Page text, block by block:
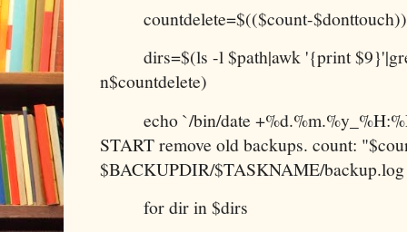
countdelete=$(($count-$donttouch))
dirs=$(ls -l $path|awk '{print
n$countdelete)
echo `/bin/date
START remove old backups. count:
$BACKUPDIR/$TASKNAME/backup.log
for dir in $dirs